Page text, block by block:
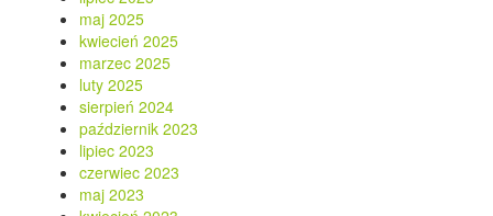
maj 2025
kwiecień 2025
marzec 2025
luty 2025
sierpień 2024
październik 2023
lipiec 2023
czerwiec 2023
maj 2023